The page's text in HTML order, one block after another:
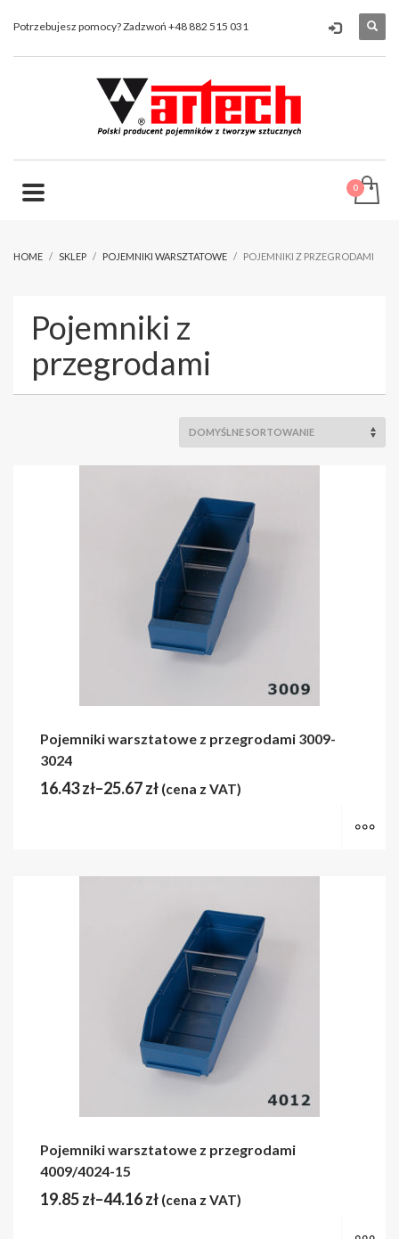
Potrzebujesz pomocy? Zadzwoń +48 882 515 031
HOME SKLEP POJEMNIKI WARSZTATOWE POJEMNIKI Z PRZEGRODAMI
Pojemniki z
przegrodami
Pojemniki warsztatowe z przegrodami 3009-
3024
16.43zł–25.67zł (cena z VAT)
Pojemniki warsztatowe z przegrodami
4009/4024-15
19.85zł–44.16zł (cena z VAT)